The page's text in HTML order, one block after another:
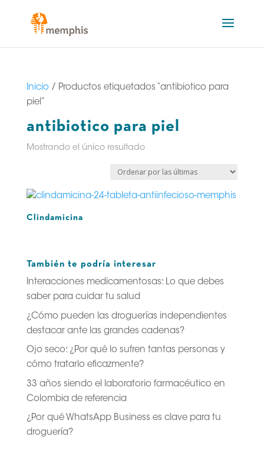
Inicio / Productos etiquetados “antibiotico para
piel”
antibiotico para piel
Mostrando el único resultado
Clindamicina
También te podría interesar
Interacciones medicamentosas: Lo que debes
saber para cuidar tu salud
¿Cómo pueden las droguerías independientes
destacar ante las grandes cadenas?
Ojo seco: ¿Por qué lo sufren tantas personas y
cómo tratarlo eficazmente?
33 años siendo el laboratorio farmacéutico en
Colombia de referencia
¿Por qué WhatsApp Business es clave para tu
droguería?